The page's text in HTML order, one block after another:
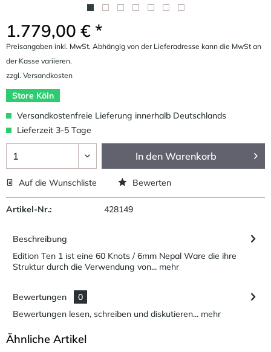
1.779,00 € *
Preisangaben inkl. MwSt. Abhängig von der Lieferadresse kann die MwSt an
der Kasse variieren.
zzgl. Versandkosten
Store Köln
Versandkostenfreie Lieferung innerhalb Deutschlands
Lieferzeit 3-5 Tage
In den Warenkorb
Auf die Wunschliste Bewerten
Artikel-Nr.: 428149
Beschreibung
Edition Ten 1 ist eine 60 Knots / 6mm Nepal Ware die ihre
Struktur durch die Verwendung von... mehr
Bewertungen
0
Bewertungen lesen, schreiben und diskutieren... mehr
Ähnliche Artikel